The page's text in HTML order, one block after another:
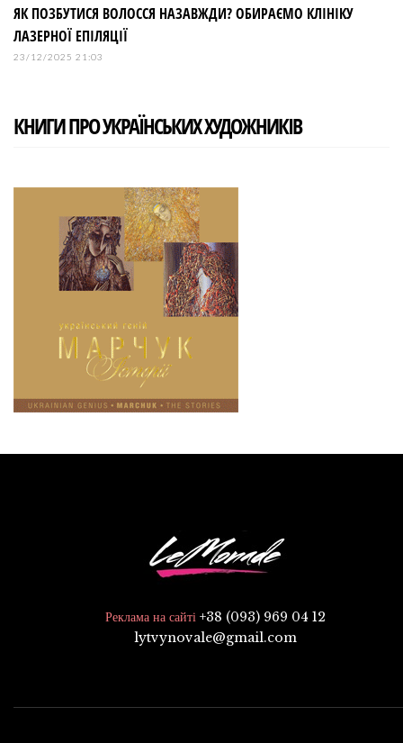
ЯК ПОЗБУТИСЯ ВОЛОССЯ НАЗАВЖДИ? ОБИРАЄМО КЛІНІКУ
ЛАЗЕРНОЇ ЕПІЛЯЦІЇ
23/12/2025 21:03
КНИГИ ПРО УКРАЇНСЬКИХ ХУДОЖНИКІВ
Реклама на сайті +38 (093) 969 04 12
lytvynovale@gmail.com